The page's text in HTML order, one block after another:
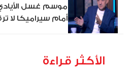
موسم غسل
أمام سيراميكا لا
الأكثر قراءة